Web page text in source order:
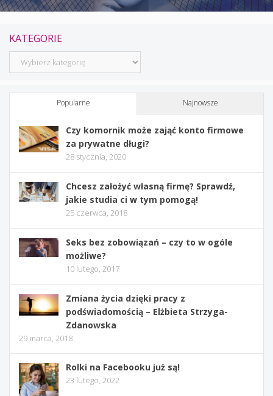
KATEGORIE
Kategorie
Popularne Najnowsze
Czy komornik może zająć konto firmowe
za prywatne długi?
28 stycznia, 2020
Chcesz założyć własną firmę? Sprawdź,
jakie studia ci w tym pomogą!
25 czerwca, 2018
Seks bez zobowiązań – czy to w ogóle
możliwe?
10 lutego, 2017
Zmiana życia dzięki pracy z
podświadomością – Elżbieta Strzyga-
Zdanowska
29 marca, 2018
Rolki na Facebooku już są!
23 lutego, 2022